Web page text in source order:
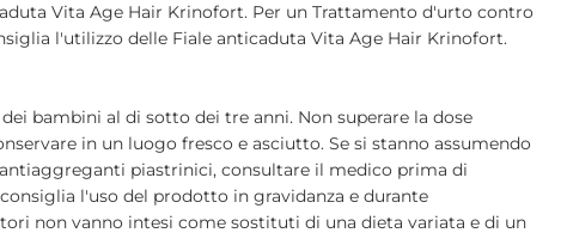
Vita Age Hair Krinofort. Per un Trattamento d'urto contro
l'utilizzo delle Fiale anticaduta Vita Age Hair Krinofort.
bambini al di sotto dei tre anni. Non superare la dose
in un luogo fresco e asciutto. Se si stanno assumendo
piastrinici, consultare il medico prima di
l'uso del prodotto in gravidanza e durante
non vanno intesi come sostituti di una dieta variata e di un